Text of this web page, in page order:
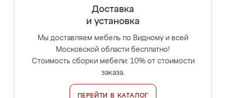
Доставка
и установка
Мы доставляем мебель по Видному и всей
Московской области бесплатно!
Стоимость сборки мебели: 10% от стоимости
заказа.
ПЕРЕЙТИ В КАТАЛОГ